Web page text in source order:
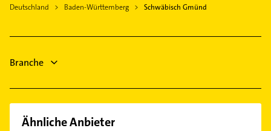
Rechtsanwalt
Putzfrau
Deutschland
Baden-Württemberg Schwäbisch Gmünd
Branche
Ähnliche Anbieter